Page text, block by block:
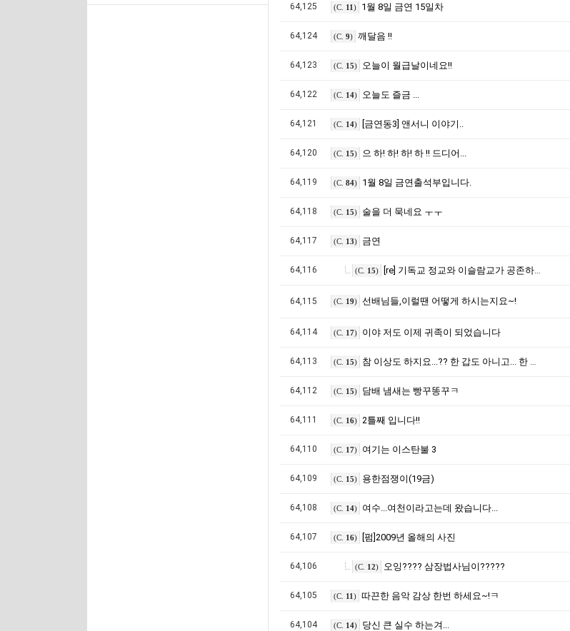
64,125 (C. 11) 1월 8일 금연 15일차
64,124 (C. 9) 깨달음 !!
64,123 (C. 15) 오늘이 월급날이네요!!
64,122 (C. 14) 오늘도 즐금 ...
64,121 (C. 14) [금연동3] 앤서니 이야기..
64,120 (C. 15) 으 하! 하! 하! 하 !! 드디어...
64,119 (C. 84) 1월 8일 금연출석부입니다.
64,118 (C. 15) 술을 더 묵네요 ㅜㅜ
64,117 (C. 13) 금연
64,116 (C. 15) [re] 기독교 정교와 이슬람교가 공존하는 아름다운 성소피아성당
64,115 (C. 19) 선배님들,이럴땐 어떻게 하시는지요~!
64,114 (C. 17) 이야 저도 이제 귀족이 되었습니다
64,113 (C. 15) 참 이상도 하지요...?? 한 갑도 아니고... 한 보루도 아니고...
64,112 (C. 15) 담배 냄새는 빵꾸똥꾸ㅋ
64,111 (C. 16) 2틀째 입니다!!
64,110 (C. 17) 여기는 이스탄불 3
64,109 (C. 15) 용한점쟁이(19금)
64,108 (C. 14) 여수...여천이라고는데 왔습니다...
64,107 (C. 16) [펌]2009년 올해의 사진
64,106 (C. 12) 오잉???? 삼장법사님이?????
64,105 (C. 11) 따끈한 음악 감상 한번 하세요~!ㅋ
64,104 (C. 14) 당신 큰 실수 하는겨...